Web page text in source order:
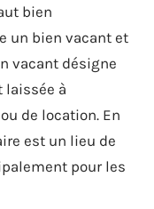
bien
un bien vacant et
vacant désigne
laissée à
de location. En
est un lieu de
pour les